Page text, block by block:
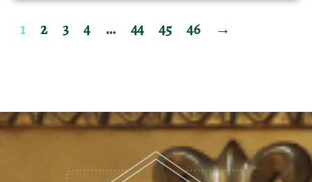
1 2 3 4 … 44 45 46 →